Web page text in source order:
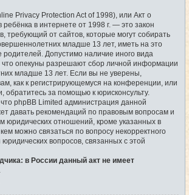
Privacy Protection Act of 1998), или Акт о
в интернете от 1998 г. — это закон
требующий от сайтов, которые могут собирать
младше 13 лет, иметь на это
родителей. Допустимо наличие иного вида
что опекуны разрешают сбор личной информации
младше 13 лет. Если вы не уверены,
как к регистрирующемуся на конференции, или
обратитесь за помощью к юрисконсульту.
phpBB Limited администрация данной
давать рекомендаций по правовым вопросам и
юридических отношений, кроме указанных в
можно связаться по вопросу некорректного
вопросов, связанных с этой
в России данный акт не имеет